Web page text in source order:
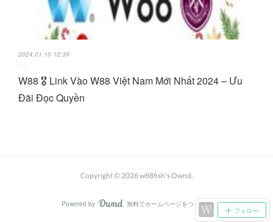
2024.01.10 12:39
W88 🎖️ Link Vào W88 Việt Nam Mới Nhất 2024 – Ưu
Đãi Đọc Quyền
フォロー
Copyright © 2026w88fish's Ownd.
Powered by AmebaOwnd
無料でホームページをつくろう